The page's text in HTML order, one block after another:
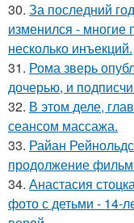
30. За последний
изменился - многие
несколько инъекций.
31. Рома зверь
дочерью, и
32. В этом деле,
сеансом массажа.
33. Райан
продолжение
34. Анастасия
фото с детьми - 14-